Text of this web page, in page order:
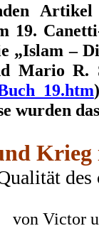
19.
„Islam –
Mario R.
wurden
Krieg
von Victor